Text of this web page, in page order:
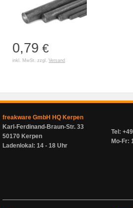
0,79 €
inkl. MwSt. zzgl. Versand
freakware GmbH HQ Kerpen
Karl-Ferdinand-Braun-Str. 33
50170 Kerpen
Ladenlokal: 14 - 18 Uhr
Tel:
Mo-Fr: